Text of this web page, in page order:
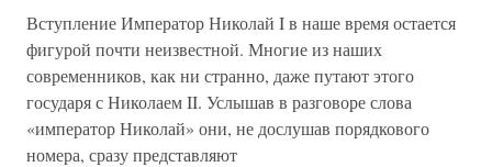
Вступление Император Николай I в наше время остается
фигурой почти неизвестной. Многие из наших
современников, как ни странно, даже путают этого
государя с Николаем II. Услышав в разговоре слова
«император Николай» они, не дослушав порядкового
номера, сразу представляют